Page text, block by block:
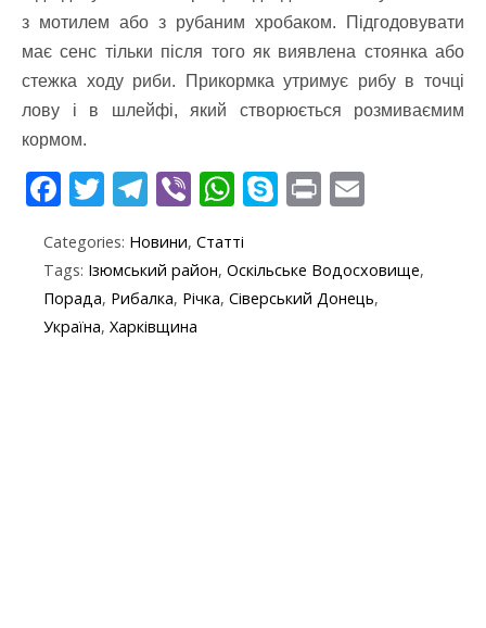
з мотилем або з рубаним хробаком. Підгодовувати
має сенс тільки після того як виявлена ​​стоянка або
стежка ходу риби. Прикормка утримує рибу в точці
лову і в шлейфі, який створюється розмиваємим
кормом.
F
e
b
o
T
itt
er
T
e
gr
a
Vi
er
W
at
s
S
y
p
Pr
t ai
l
Categories: Новини, Статті
Tags: Ізюмський район, Оскільське Водосховище,
Порада, Рибалка, Річка, Сіверський Донець,
Україна, Харківщина